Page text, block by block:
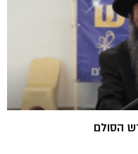
הסולם